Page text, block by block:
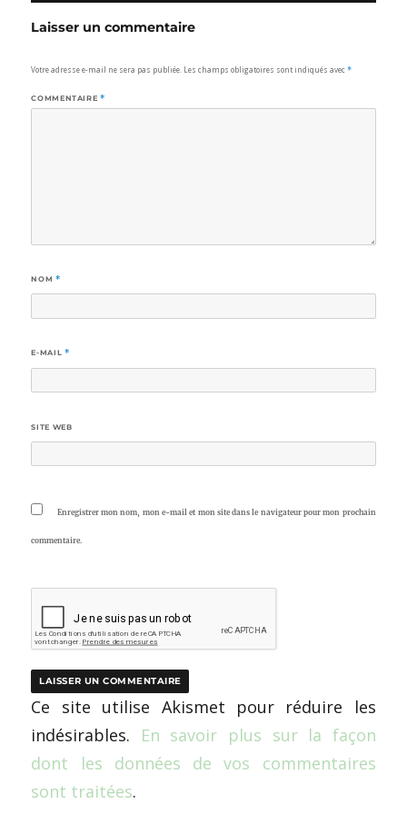
Laisser un commentaire
Votre adresse e-mail ne sera pas publiée. Les champs obligatoires sont indiqués avec*
COMMENTAIRE *
NOM *
E-MAIL *
SITE WEB
Enregistrer mon nom, mon e-mail et mon site dans le navigateur pour mon prochain
commentaire.
Ce site utilise Akismet pour réduire les
indésirables. En savoir plus sur la façon
dont les données de vos commentaires
sont traitées.